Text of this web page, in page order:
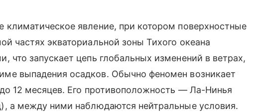
климатическое явление, при котором поверхностные
частях экваториальной зоны Тихого океана
что запускает цепь глобальных изменений в ветрах,
выпадения осадков. Обычно феномен возникает
12 месяцев. Его противоположность — Ла-Нинья
а между ними наблюдаются нейтральные условия.